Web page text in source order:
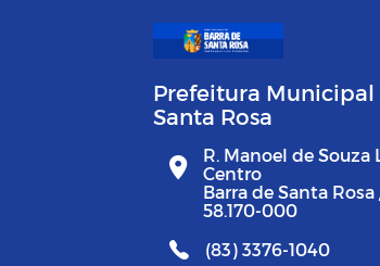
Prefeitura Municipal
Santa Rosa
R. Manoel de Souza
Centro
Barra de Santa Rosa
58.170-000
(83) 3376-1040